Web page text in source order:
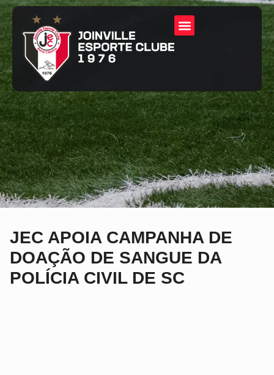
JEC APOIA CAMPANHA DE
DOAÇÃO DE SANGUE DA
POLÍCIA CIVIL DE SC